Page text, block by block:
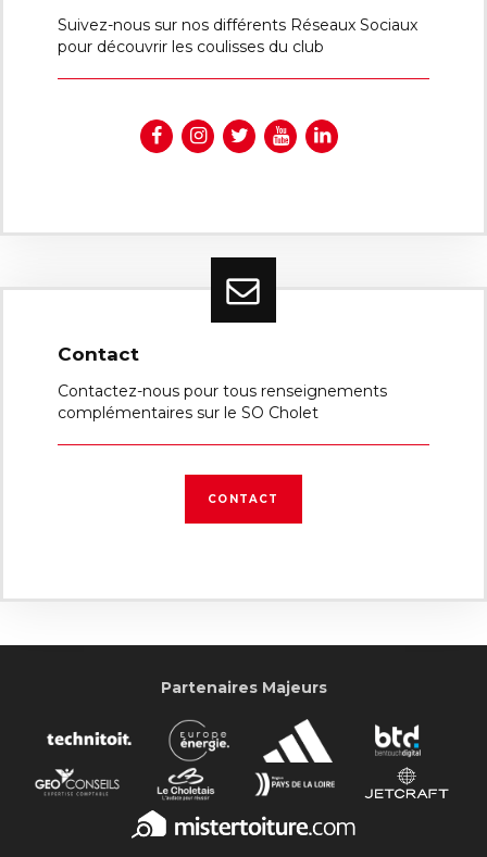
Suivez-nous sur nos différents Réseaux Sociaux
pour découvrir les coulisses du club
Contact
Contactez-nous pour tous renseignements
complémentaires sur le SO Cholet
CONTACT
Partenaires Majeurs